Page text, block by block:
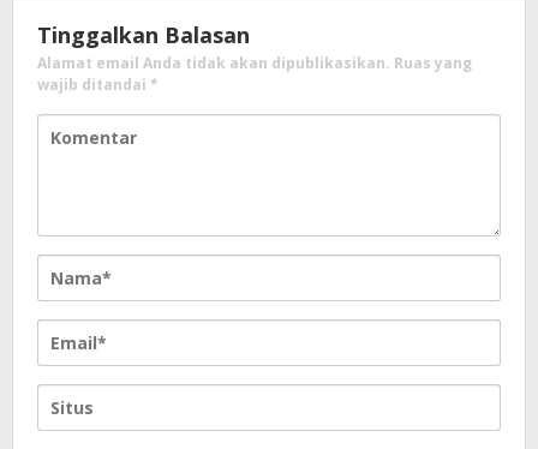
Tinggalkan Balasan
Alamat email Anda tidak akan dipublikasikan. Ruas yang
wajib ditandai *